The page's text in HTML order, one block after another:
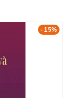
- 15%